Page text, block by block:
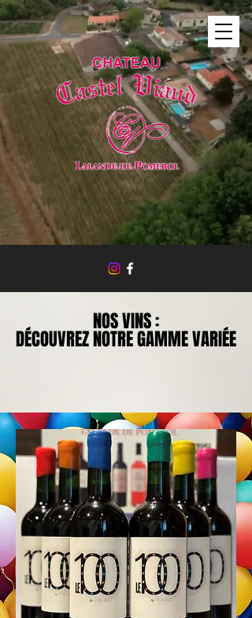
NOS VINS :
DÉCOUVREZ NOTRE GAMME VARIÉE
NOS VINS :
DÉCOUVREZ NOTRE GAMME VARIÉE